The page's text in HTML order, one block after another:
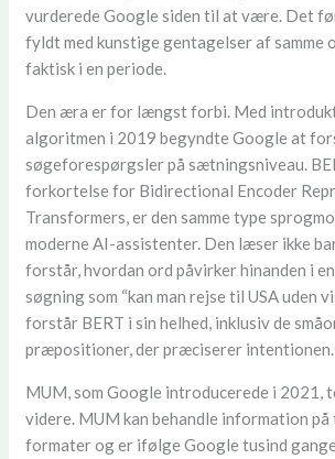
vurderede Google siden til at være. Det
fyldt med kunstige gentagelser af samme
faktisk i en periode.
Den æra er for længst forbi. Med
algoritmen i 2019 begyndte Google at
søgeforespørgsler på sætningsniveau.
forkortelse for Bidirectional Encoder
Transformers, er den samme type
moderne AI-assistenter. Den læser ikke
forstår, hvordan ord påvirker hinanden i
søgning som “kan man rejse til USA uden
forstår BERT i sin helhed, inklusiv de
præpositioner, der præciserer intentionen.
MUM, som Google introducerede i 2021,
videre. MUM kan behandle information
formater og er ifølge Google tusind